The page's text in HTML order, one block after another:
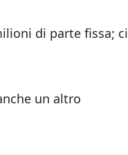
di parte fissa; ci
un altro